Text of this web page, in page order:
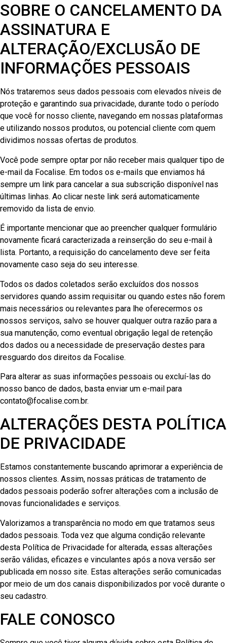
SOBRE O CANCELAMENTO DA
ASSINATURA E
ALTERAÇÃO/EXCLUSÃO DE
INFORMAÇÕES PESSOAIS
Nós trataremos seus dados pessoais com elevados níveis de
proteção e garantindo sua privacidade, durante todo o período
que você for nosso cliente, navegando em nossas plataformas
e utilizando nossos produtos, ou potencial cliente com quem
dividimos nossas ofertas de produtos.
Você pode sempre optar por não receber mais qualquer tipo de
e-mail da Focalise. Em todos os e-mails que enviamos há
sempre um link para cancelar a sua subscrição disponível nas
últimas linhas. Ao clicar neste link será automaticamente
removido da lista de envio.
É importante mencionar que ao preencher qualquer formulário
novamente ficará caracterizada a reinserção do seu e-mail à
lista. Portanto, a requisição do cancelamento deve ser feita
novamente caso seja do seu interesse.
Todos os dados coletados serão excluídos dos nossos
servidores quando assim requisitar ou quando estes não forem
mais necessários ou relevantes para lhe oferecermos os
nossos serviços, salvo se houver qualquer outra razão para a
sua manutenção, como eventual obrigação legal de retenção
dos dados ou a necessidade de preservação destes para
resguardo dos direitos da Focalise.
Para alterar as suas informações pessoais ou excluí-las do
nosso banco de dados, basta enviar um e-mail para
contato@focalise.com.br.
ALTERAÇÕES DESTA POLÍTICA
DE PRIVACIDADE
Estamos constantemente buscando aprimorar a experiência de
nossos clientes. Assim, nossas práticas de tratamento de
dados pessoais poderão sofrer alterações com a inclusão de
novas funcionalidades e serviços.
Valorizamos a transparência no modo em que tratamos seus
dados pessoais. Toda vez que alguma condição relevante
desta Política de Privacidade for alterada, essas alterações
serão válidas, eficazes e vinculantes após a nova versão ser
publicada em nosso site. Estas alterações serão comunicadas
por meio de um dos canais disponibilizados por você durante o
seu cadastro.
FALE CONOSCO